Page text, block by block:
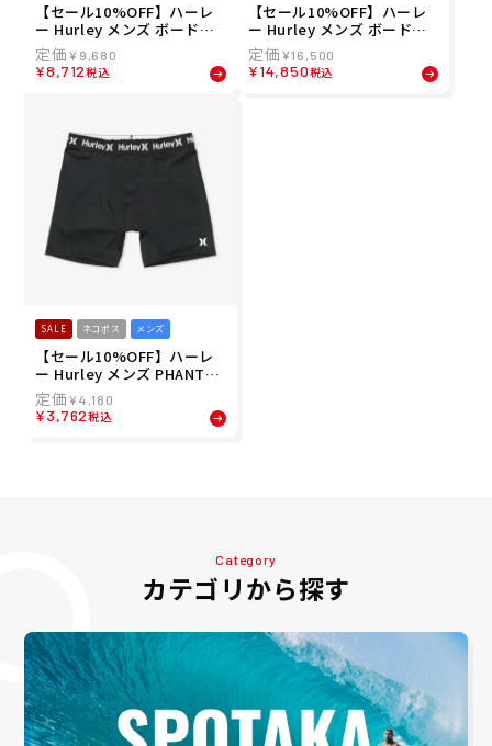
【セール10%OFF】ハーレ
ー Hurley メンズ ボードシ
ョーツ トランクス PHANTO
M エコ ウィークエンダー 2
0" MBS08404 26SU
¥ 9,680
¥8,712税込
【セール10%OFF】ハーレ
ー Hurley メンズ ボードシ
ョーツ トランクス PHANTO
M エコ フューズ 20" MBS0
7269 26SU
¥16,500
¥14,850税込
SALE ネコポス メンズ
【セール10%OFF】ハーレ
ー Hurley メンズ PHANTO
M サーフインナー コンプレ
ッション ショーツ MSSI251
001 メンズ 男性 26SU
¥4,180
¥3,762税込
Category
カテゴリから探す